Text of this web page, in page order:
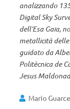
analizzando
Digital Sky
dell’Esa Gaia,
metallicità
guidato da
Politècnica de
Jesus
Mario